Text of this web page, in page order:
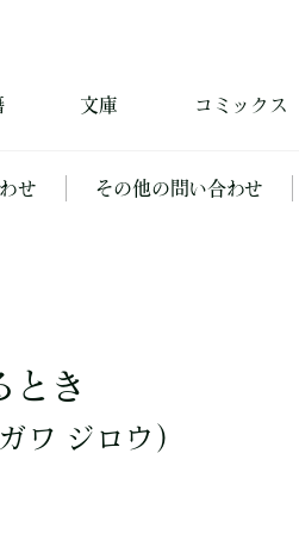
文庫 コミックス
せ その他の問い合わせ
とき
ワ ジロウ）